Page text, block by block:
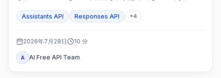
す。
Assistants API Responses API +4
2026年7月28日 10 分
A AI Free API Team